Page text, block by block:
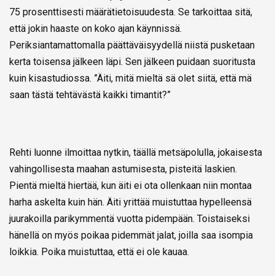
75 prosenttisesti määrätietoisuudesta. Se tarkoittaa sitä,
että jokin haaste on koko ajan käynnissä.
Periksiantamattomalla päättäväisyydellä niistä pusketaan
kerta toisensa jälkeen läpi. Sen jälkeen puidaan suoritusta
kuin kisastudiossa. ”Äiti, mitä mieltä sä olet siitä, että mä
saan tästä tehtävästä kaikki timantit?”
Rehti luonne ilmoittaa nytkin, täällä metsäpolulla, jokaisesta
vahingollisesta maahan astumisesta, pisteitä laskien.
Pientä mieltä hiertää, kun äiti ei ota ollenkaan niin montaa
harha askelta kuin hän. Äiti yrittää muistuttaa hypelleensä
juurakoilla parikymmentä vuotta pidempään. Toistaiseksi
hänellä on myös poikaa pidemmät jalat, joilla saa isompia
loikkia. Poika muistuttaa, että ei ole kauaa.